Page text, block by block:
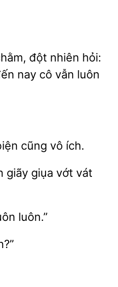
đột nhiên hỏi:
nay cô
luôn
cũng vô
giãy giụa